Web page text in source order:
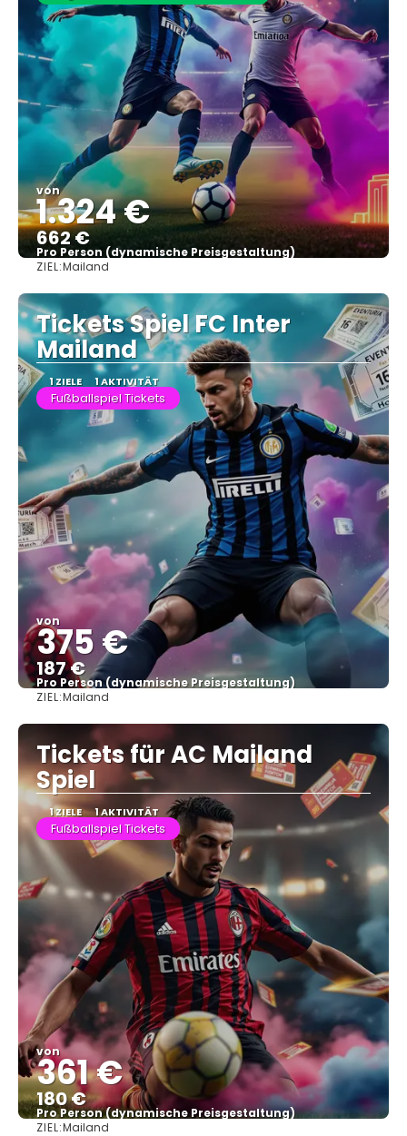
von
1.324 €
662 €
Pro Person (dynamische Preisgestaltung)
ZIEL:Mailand
Tickets Spiel FC Inter
Mailand
1 ZIELE 1 AKTIVITÄT
Fußballspiel Tickets
von
375 €
187 €
Pro Person (dynamische Preisgestaltung)
ZIEL:Mailand
Tickets für AC Mailand
Spiel
1 ZIELE 1 AKTIVITÄT
Fußballspiel Tickets
von
361 €
180 €
Pro Person (dynamische Preisgestaltung)
ZIEL:Mailand